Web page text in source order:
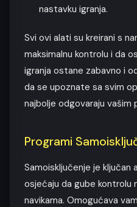
nastavku igranja.
Svi ovi alati su kreirani s
maksimalnu kontrolu i da
igranja ostane zabavno i
da se upoznate sa svim
najbolje odgovaraju vašim
Programi
Samoisključenje je
osjećaju da gube kontrolu
navikama. Omogućava